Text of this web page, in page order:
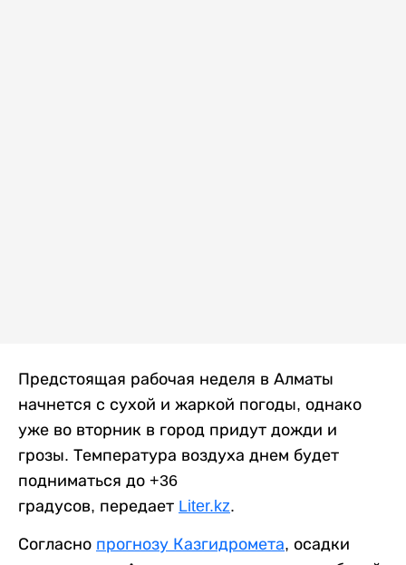
Предстоящая рабочая неделя в Алматы
начнется с сухой и жаркой погоды, однако
уже во вторник в город придут дожди и
грозы. Температура воздуха днем будет
подниматься до +36
градусов, передает Liter.kz.
Согласно прогнозу Казгидромета, осадки